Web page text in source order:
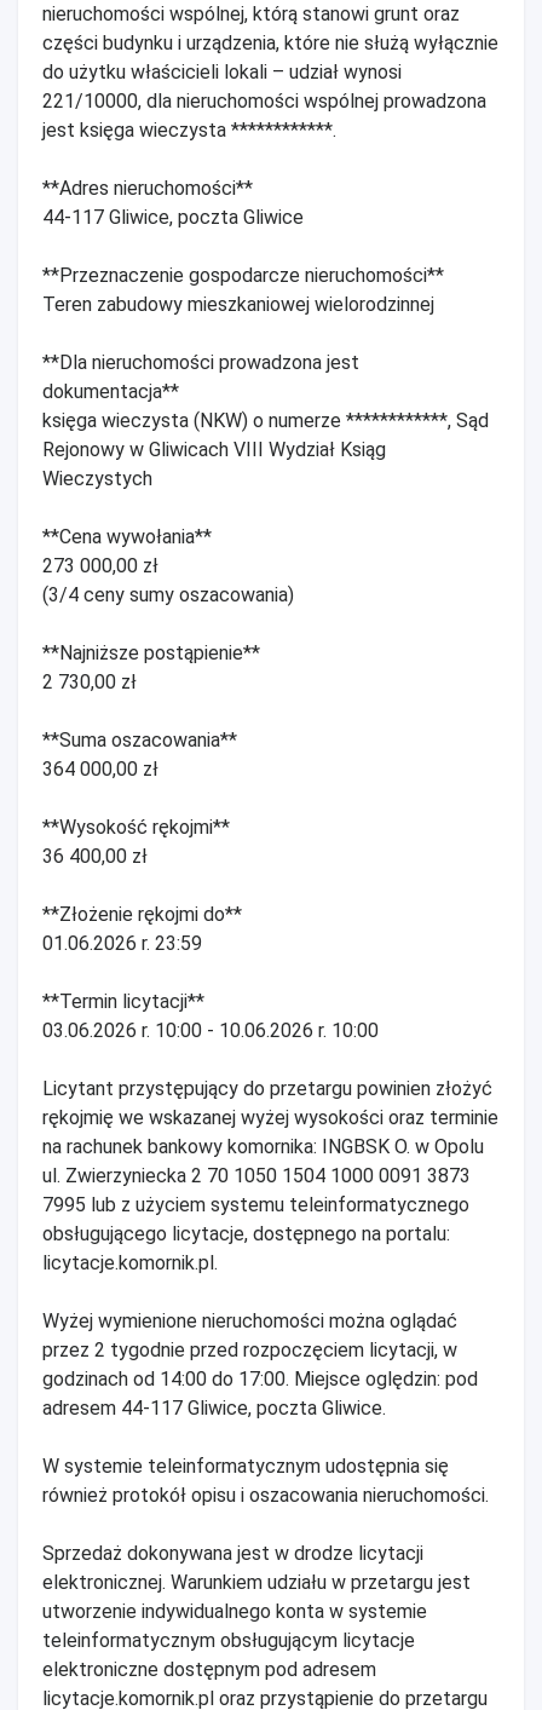
nieruchomości wspólnej, którą stanowi grunt oraz
części budynku i urządzenia, które nie służą wyłącznie
do użytku właścicieli lokali – udział wynosi
221/10000, dla nieruchomości wspólnej prowadzona
jest księga wieczysta ************.
**Adres nieruchomości**
44-117 Gliwice, poczta Gliwice
**Przeznaczenie gospodarcze nieruchomości**
Teren zabudowy mieszkaniowej wielorodzinnej
**Dla nieruchomości prowadzona jest
dokumentacja**
księga wieczysta (NKW) o numerze ************, Sąd
Rejonowy w Gliwicach VIII Wydział Ksiąg
Wieczystych
**Cena wywołania**
273 000,00 zł
(3/4 ceny sumy oszacowania)
**Najniższe postąpienie**
2 730,00 zł
**Suma oszacowania**
364 000,00 zł
**Wysokość rękojmi**
36 400,00 zł
**Złożenie rękojmi do**
01.06.2026 r. 23:59
**Termin licytacji**
03.06.2026 r. 10:00 - 10.06.2026 r. 10:00
Licytant przystępujący do przetargu powinien złożyć
rękojmię we wskazanej wyżej wysokości oraz terminie
na rachunek bankowy komornika: INGBSK O. w Opolu
ul. Zwierzyniecka 2 70 1050 1504 1000 0091 3873
7995 lub z użyciem systemu teleinformatycznego
obsługującego licytacje, dostępnego na portalu:
licytacje.komornik.pl.
Wyżej wymienione nieruchomości można oglądać
przez 2 tygodnie przed rozpoczęciem licytacji, w
godzinach od 14:00 do 17:00. Miejsce oględzin: pod
adresem 44-117 Gliwice, poczta Gliwice.
W systemie teleinformatycznym udostępnia się
również protokół opisu i oszacowania nieruchomości.
Sprzedaż dokonywana jest w drodze licytacji
elektronicznej. Warunkiem udziału w przetargu jest
utworzenie indywidualnego konta w systemie
teleinformatycznym obsługującym licytacje
elektroniczne dostępnym pod adresem
licytacje.komornik.pl oraz przystąpienie do przetargu